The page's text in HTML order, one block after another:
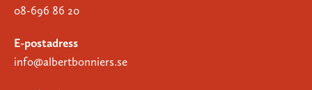
08-696 86 20
E-postadress
info@albertbonniers.se